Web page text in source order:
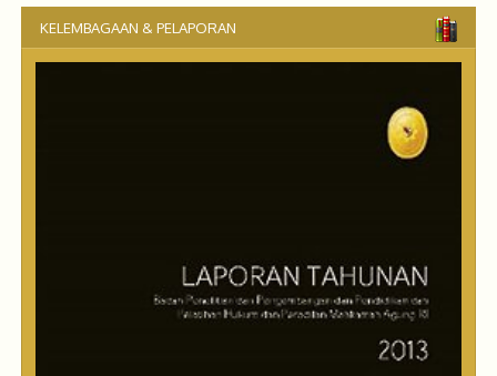
KELEMBAGAAN & PELAPORAN